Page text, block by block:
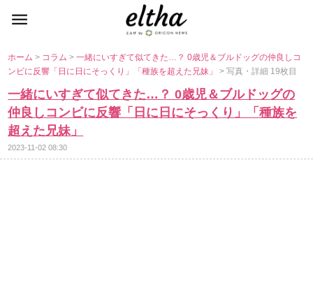
ホーム> コラム>一緒にいすぎて似てきた…？ 0歳児＆ブルドッグの仲良しコ
ンビに反響「日に日にそっくり」「種族を超えた兄妹」> 写真・詳細 19枚目
一緒にいすぎて似てきた…？ 0歳児＆ブルドッグの
仲良しコンビに反響「日に日にそっくり」「種族を
超えた兄妹」
2023-11-02 08:30